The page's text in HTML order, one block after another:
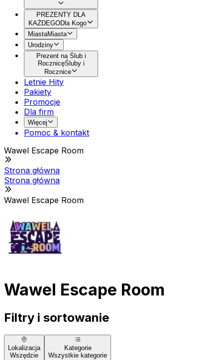
PREZENTY DLA
KAŻDEGODla Kogo
MiastaMiasta
Urodziny
Prezent na Ślub i
RocznicęŚluby i
Rocznice
Letnie Hity
Pakiety
Promocje
Dla firm
Więcej
Pomoc & kontakt
Wawel Escape Room
Strona główna
Strona główna
Wawel Escape Room
Wawel Escape Room
Filtry i sortowanie
Lokalizacja
Wszędzie
Kategorie
Wszystkie kategorie